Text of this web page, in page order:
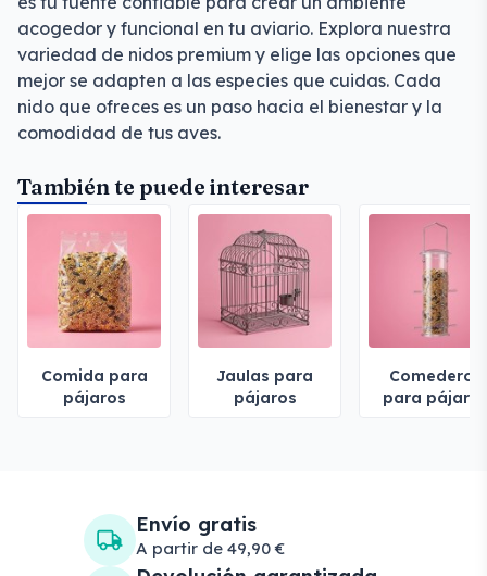
acogedor y funcional en tu aviario. Explora nuestra
variedad de nidos premium y elige las opciones que
mejor se adapten a las especies que cuidas. Cada
nido que ofreces es un paso hacia el bienestar y la
comodidad de tus aves.
También te puede interesar
Comida para
pájaros
Jaulas para
pájaros
Comederos
para
Envío gratis
A partir de 49,90 €